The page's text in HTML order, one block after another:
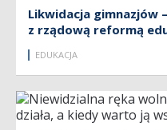
Likwidacja gimnazjów
z rządową reformą
EDUKACJA